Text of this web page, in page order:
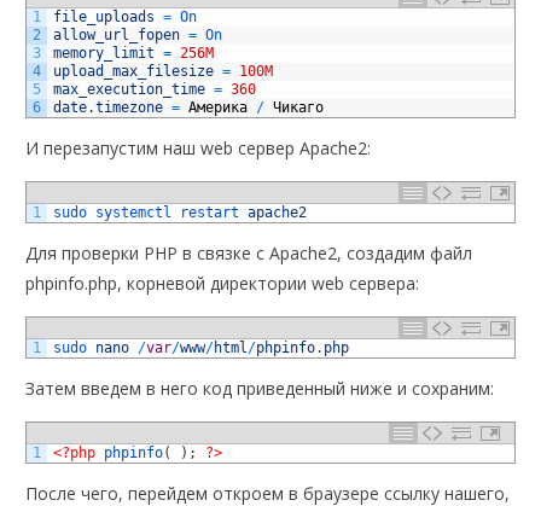
1
2
3
4
5
6
file_uploads = On
allow_url_fopen = On
memory_limit = 256M
upload_max_filesize = 100M
max_execution_time = 360
date.timezone = Америка / Чикаго
И перезапустим наш web сервер Apache2:
1 sudo systemctl restart apache2
Для проверки PHP в связке с Apache2, создадим файл
phpinfo.php, корневой директории web сервера:
1 sudo nano /var/www/html /phpinfo. php
Затем введем в него код приведенный ниже и сохраним:
1 <?php phpinfo( ) ; ?>
После чего, перейдем откроем в браузере ссылку нашего,